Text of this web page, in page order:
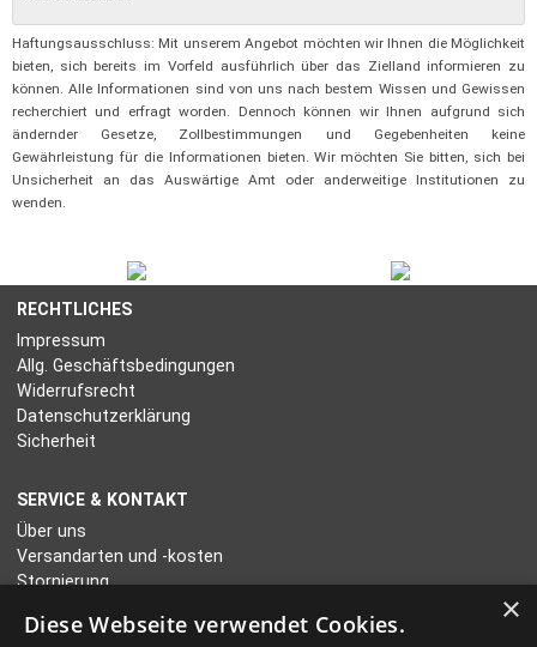
Haftungsausschluss: Mit unserem Angebot möchten wir Ihnen die Möglichkeit
bieten, sich bereits im Vorfeld ausführlich über das Zielland informieren zu
können. Alle Informationen sind von uns nach bestem Wissen und Gewissen
recherchiert und erfragt worden. Dennoch können wir Ihnen aufgrund sich
ändernder Gesetze, Zollbestimmungen und Gegebenheiten keine
Gewährleistung für die Informationen bieten. Wir möchten Sie bitten, sich bei
Unsicherheit an das Auswärtige Amt oder anderweitige Institutionen zu
wenden.
RECHTLICHES
Impressum
Allg. Geschäftsbedingungen
Widerrufsrecht
Datenschutzerklärung
Sicherheit
SERVICE & KONTAKT
Über uns
Versandarten und -kosten
Stornierung
×
Diese Webseite verwendet Cookies.